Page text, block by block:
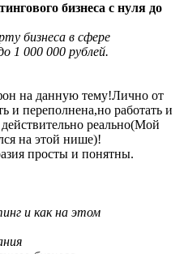
бизнеса с нуля до
бизнеса в сфере
1 000 000 рублей.
на данную тему!Лично от
и переполнена,но работать и
реально(Мой
на этой нише)!
просты и понятны.
и как на этом